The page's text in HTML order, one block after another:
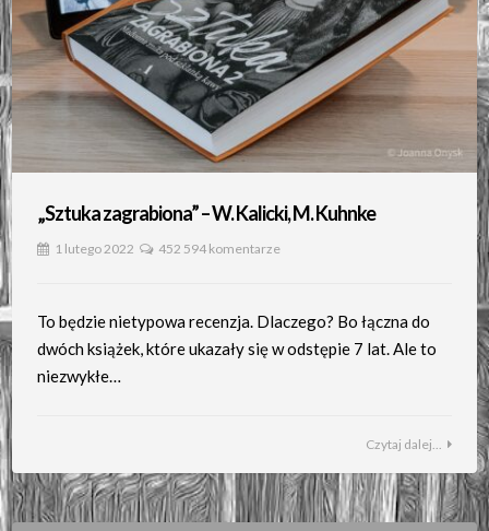
„Sztuka zagrabiona” – W. Kalicki, M. Kuhnke
1 lutego 2022 452 594 komentarze
To będzie nietypowa recenzja. Dlaczego? Bo łączna do
dwóch książek, które ukazały się w odstępie 7 lat. Ale to
niezwykłe…
Czytaj dalej...